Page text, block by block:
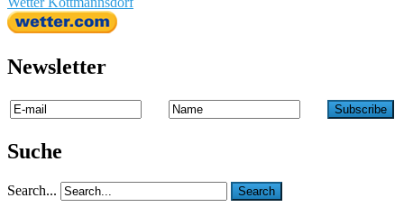
Newsletter
Suche
Search... Search